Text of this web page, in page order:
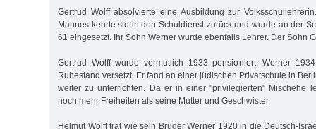
Gertrud Wolff absolvierte eine Ausbildung zur
Mannes kehrte sie in den Schuldienst zurück und wurde an der
61 eingesetzt. Ihr Sohn Werner wurde ebenfalls Lehrer. Der Sohn
Gertrud Wolff wurde vermutlich 1933 pensioniert, Werner
Ruhestand versetzt. Er fand an einer jüdischen Privatschule in
weiter zu unterrichten. Da er in einer "privilegierten" Mischehe
noch mehr Freiheiten als seine Mutter und Geschwister.
Helmut Wolff trat wie sein Bruder Werner 1920 in die Deutsch-